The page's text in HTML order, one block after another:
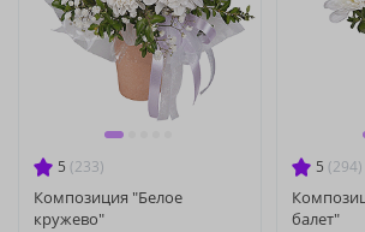
5 (233)
Композиция "Белое
кружево"
5 (294)
балет"